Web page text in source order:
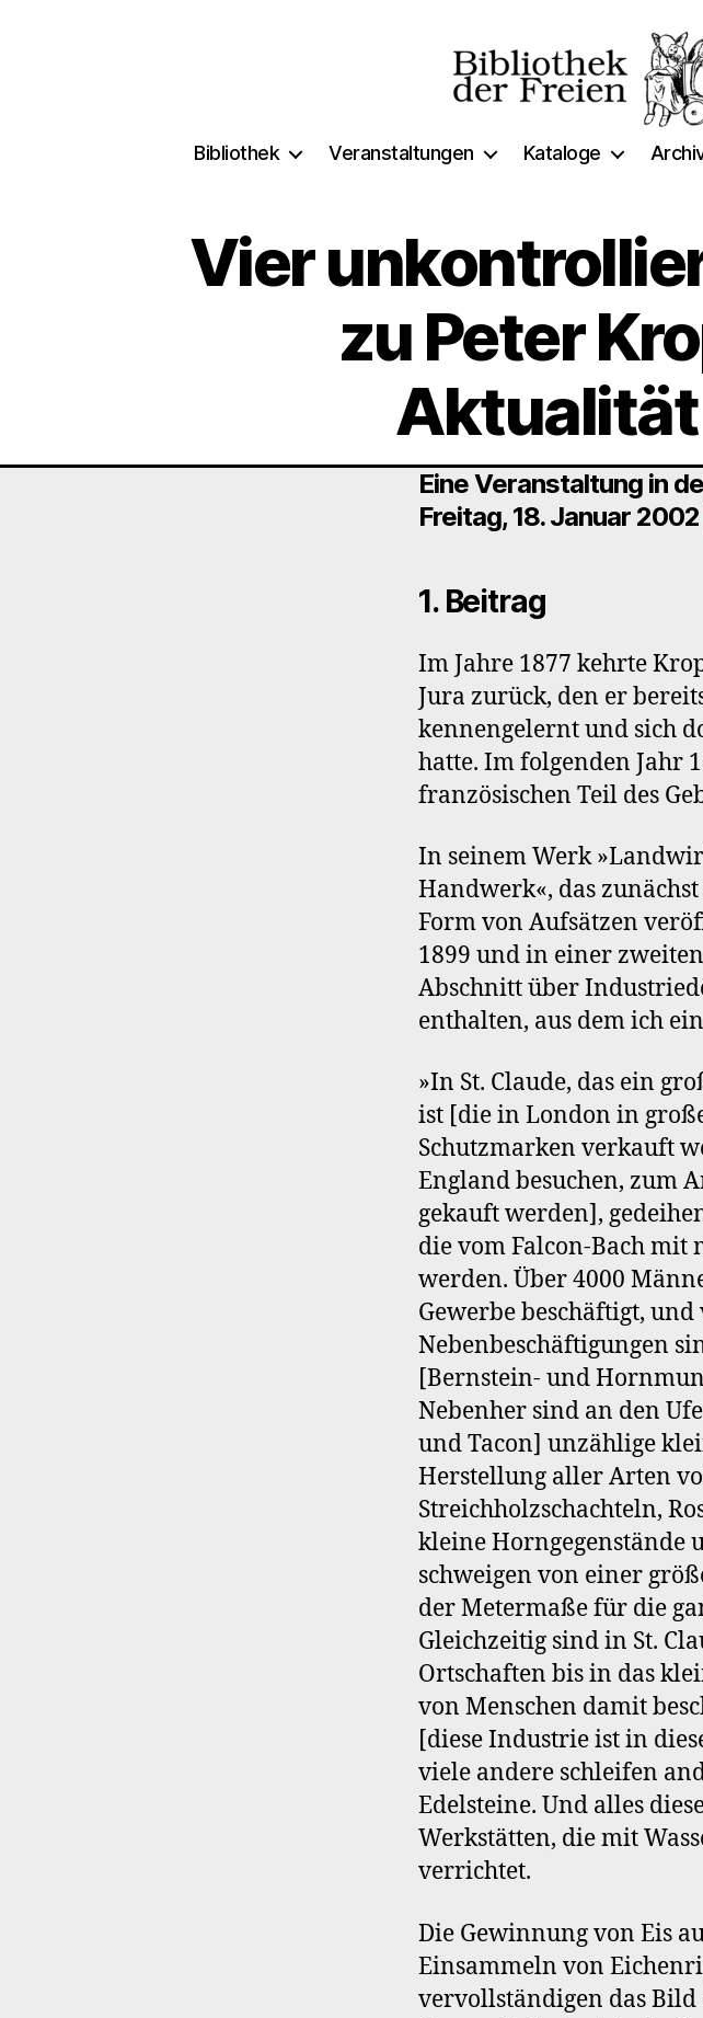
der
Bibliothek Veranstaltungen Kataloge
Vier
zu Peter
Aktualität
Eine Veranstaltung in
Freitag, 18. Januar
1. Beitrag
Im Jahre 1877 kehrte
Jura zurück, den er
kennengelernt und sich
hatte. Im folgenden Jahr
französischen Teil des
In seinem Werk
Handwerk«, das
Form von Aufsätzen
1899 und in einer
Abschnitt über
enthalten, aus dem ich
»In St. Claude, das ein
ist [die in London in
Schutzmarken verkauft
England besuchen, zum
gekauft werden],
die vom Falcon-Bach mit
werden. Über 4000
Gewerbe beschäftigt,
Nebenbeschäftigungen
[Bernstein- und
Nebenher sind an den
und Tacon] unzählige
Herstellung aller Arten
Streichholzschachteln,
kleine Horngegenstände
schweigen von einer
der Metermaße für die
Gleichzeitig sind in St.
Ortschaften bis in das
von Menschen damit
[diese Industrie ist in
viele andere schleifen
Edelsteine. Und alles
Werkstätten, die mit
verrichtet.
Die Gewinnung von Eis
Einsammeln von
vervollständigen das Bild